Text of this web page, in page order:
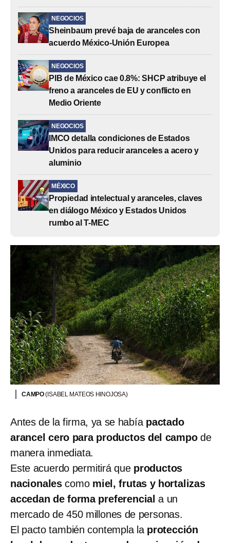
NEGOCIOS
Sheinbaum prevé baja de aranceles con
acuerdo México-Unión Europea
NEGOCIOS
PIB de México cae 0.8%: SHCP atribuye el
freno a aranceles de EU y conflicto en
Medio Oriente
NEGOCIOS
IMCO detalla condiciones de Estados
Unidos para reducir aranceles a acero y
aluminio
MÉXICO
Propiedad intelectual y aranceles, claves
en diálogo México y Estados Unidos
rumbo al T-MEC
CAMPO(ISABEL MATEOS HINOJOSA)
Antes de la firma, ya se había pactado
arancel cero para productos del campode
manera inmediata.
Este acuerdo permitirá queproductos
nacionales como miel, frutas y hortalizas
accedan de forma preferencial a un
mercado de 450 millones de personas.
El pacto también contempla la protección